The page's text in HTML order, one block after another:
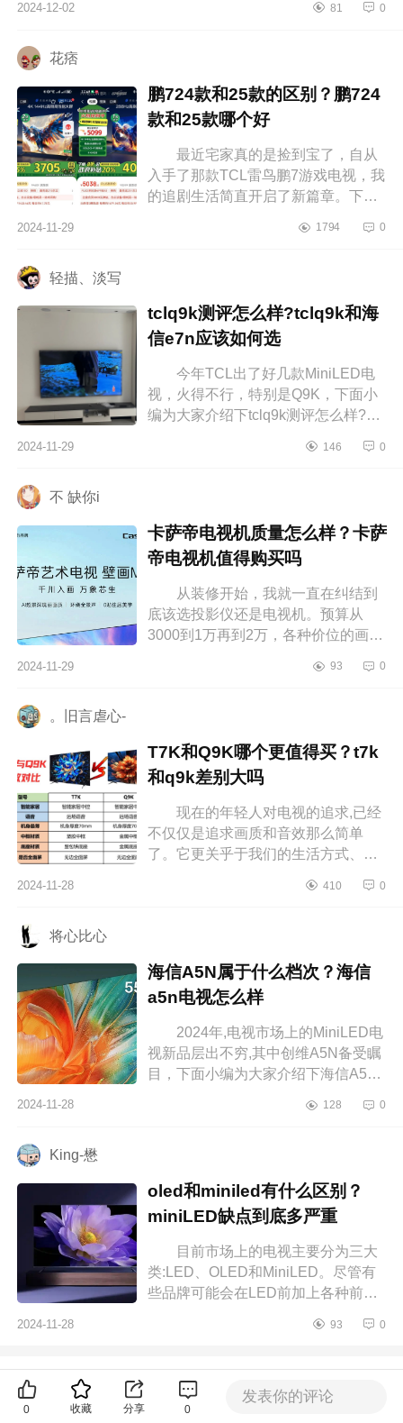
个 vidda和小米电视哪个质量
2024-12-02 81 0
花痞
鹏724款和25款的区别？鹏724
款和25款哪个好
最近宅家真的是捡到宝了，自从
入手了那款TCL雷鸟鹏7游戏电视，我
的追剧生活简直开启了新篇章。下面
区别？鹏724款和25款哪个好 鹏
2024-11-29 1794 0
轻描、淡写
tclq9k测评怎么样?tclq9k和海
信e7n应该如何选
今年TCL出了好几款MiniLED电
视，火得不行，特别是Q9K，下面小
编为大家介绍下tclq9k测评怎么样?
tclq9k测评怎么样 电视看了差不多
2024-11-29 146 0
不 缺你i
卡萨帝电视机质量怎么样？卡萨
帝电视机值得购买吗
从装修开始，我就一直在纠结到
底该选投影仪还是电视机。预算从
3000到1万再到2万，各种价位的画质
择了卡萨帝电视机，这真是一个明智
2024-11-29 93 0
。旧言虐心-
T7K和Q9K哪个更值得买？t7k
和q9k差别大吗
现在的年轻人对电视的追求,已经
不仅仅是追求画质和音效那么简单
了。它更关乎于我们的生活方式、审
小编为大家介绍下T7K和Q9K哪个更
2024-11-28 410 0
将心比心
海信A5N属于什么档次？海信
a5n电视怎么样
2024年,电视市场上的MiniLED电
视新品层出不穷,其中创维A5N备受瞩
目，下面小编为大家介绍下海信A5N
样 海信A5N属于什么档次 海
2024-11-28 128 0
King-懋
oled和miniled有什么区别？
miniLED缺点到底多严重
目前市场上的电视主要分为三大
类:LED、OLED和MiniLED。尽管有
些品牌可能会在LED前加上各种前缀,
面小编为大家介绍下oled和miniled有
2024-11-28 93 0
精选推荐
0 收藏 分享 0
发表你的评论